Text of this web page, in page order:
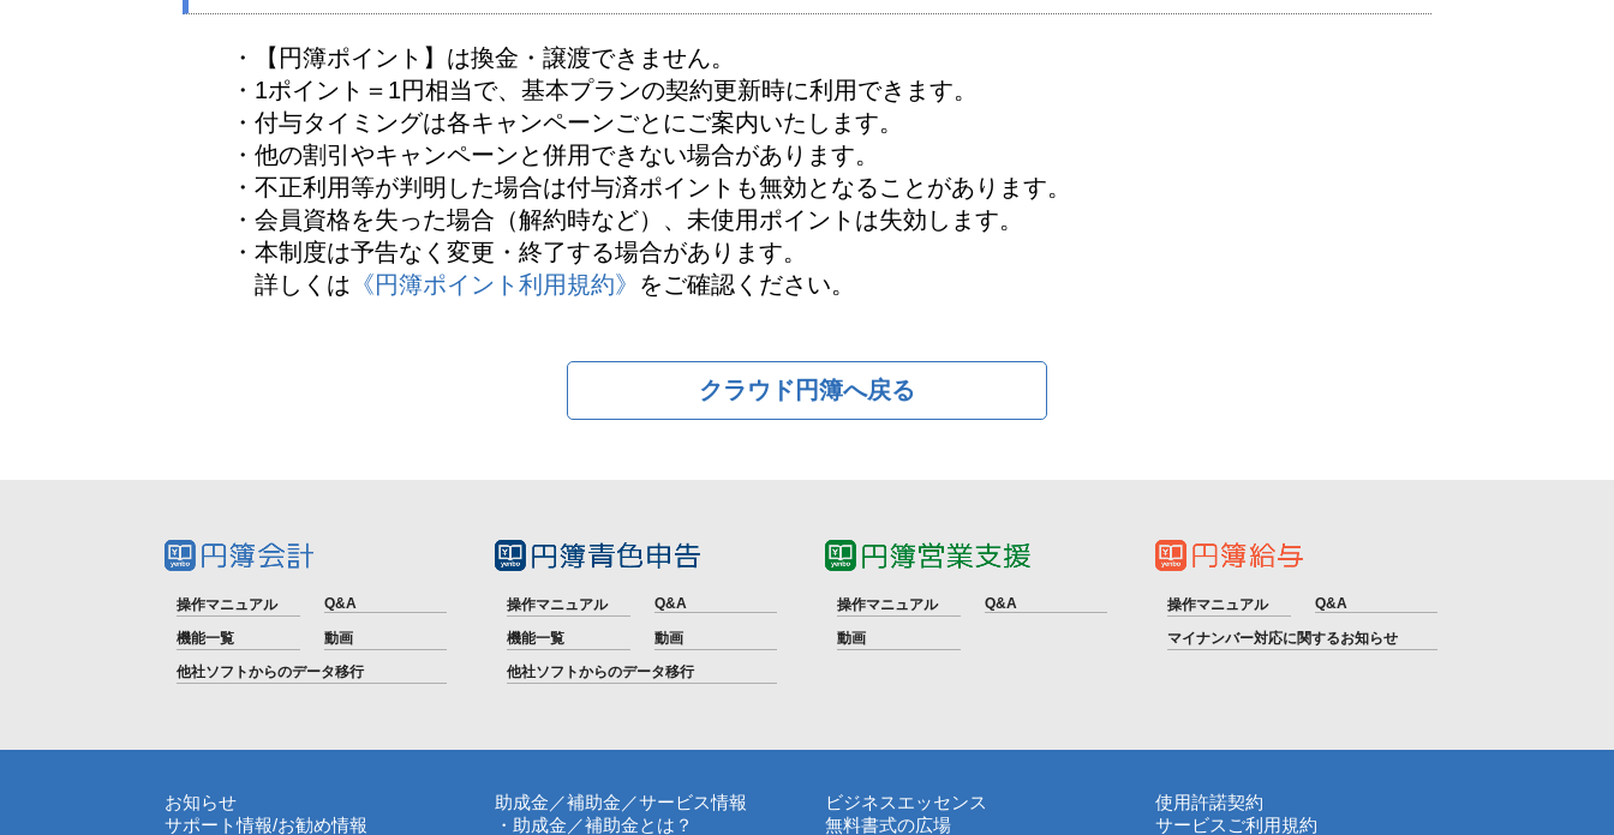
・【円簿ポイント】は換金・譲渡できません。
・1ポイント＝1円相当で、基本プランの契約更新時に利用できます。
・付与タイミングは各キャンペーンごとにご案内いたします。
・他の割引やキャンペーンと併用できない場合があります。
・不正利用等が判明した場合は付与済ポイントも無効となることがあります。
・会員資格を失った場合（解約時など）、未使用ポイントは失効します。
・本制度は予告なく変更・終了する場合があります。
詳しくは 《円簿ポイント利用規約》 をご確認ください。
クラウド円簿へ戻る
操作マニュアル Q&A
機能一覧
動画
他社ソフトからのデータ移行
操作マニュアル Q&A
機能一覧
動画
他社ソフトからのデータ移行
操作マニュアル Q&A
動画
操作マニュアル Q&A
マイナンバー対応に関するお知らせ
お知らせ
サポート情報/お勧め情報
助成金／補助金／サービス情報
・助成金／補助金とは？
ビジネスエッセンス
無料書式の広場
使用許諾契約
サービスご利用規約